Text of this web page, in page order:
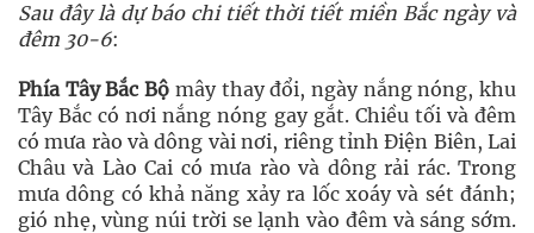
Sau đây là dự báo chi tiết thời tiết miền Bắc ngày và
đêm 30-6:
Phía Tây Bắc Bộ mây thay đổi, ngày nắng nóng, khu
Tây Bắc có nơi nắng nóng gay gắt. Chiều tối và đêm
có mưa rào và dông vài nơi, riêng tỉnh Điện Biên, Lai
Châu và Lào Cai có mưa rào và dông rải rác. Trong
mưa dông có khả năng xảy ra lốc xoáy và sét đánh;
gió nhẹ, vùng núi trời se lạnh vào đêm và sáng sớm.